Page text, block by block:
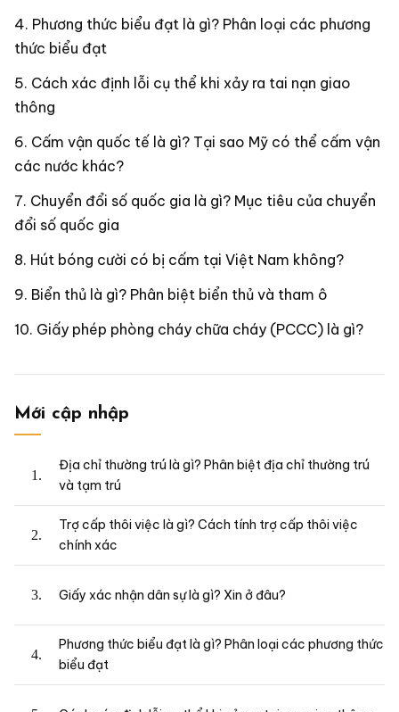
Phương thức biểu đạt là gì? Phân loại các phương
thức biểu đạt
Cách xác định lỗi cụ thể khi xảy ra tai nạn giao
thông
Cấm vận quốc tế là gì? Tại sao Mỹ có thể cấm vận
các nước khác?
Chuyển đổi số quốc gia là gì? Mục tiêu của chuyển
đổi số quốc gia
Hút bóng cười có bị cấm tại Việt Nam không?
Biển thủ là gì? Phân biệt biển thủ và tham ô
Giấy phép phòng cháy chữa cháy (PCCC) là gì?
Mới cập nhập
Địa chỉ thường trú là gì? Phân biệt địa chỉ thường trú
và tạm trú
Trợ cấp thôi việc là gì? Cách tính trợ cấp thôi việc
chính xác
Giấy xác nhận dân sự là gì? Xin ở đâu?
Phương thức biểu đạt là gì? Phân loại các phương thức
biểu đạt